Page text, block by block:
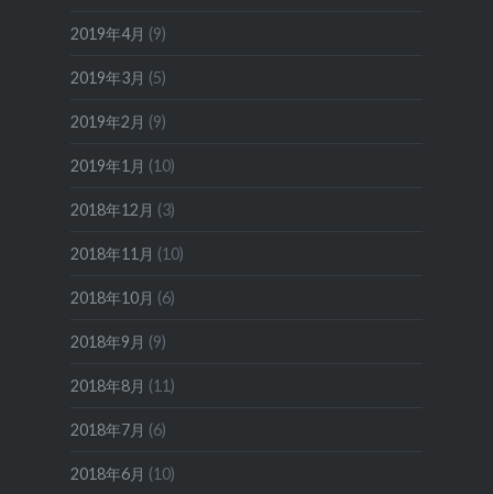
2019年4月 (9)
2019年3月 (5)
2019年2月 (9)
2019年1月 (10)
2018年12月 (3)
2018年11月 (10)
2018年10月 (6)
2018年9月 (9)
2018年8月 (11)
2018年7月 (6)
2018年6月 (10)